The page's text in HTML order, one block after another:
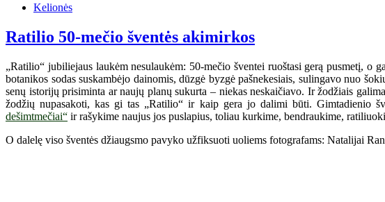
Kelionės
Ratilio 50-mečio šventės akimirkos
„Ratilio“ jubiliejaus laukėm nesulaukėm: 50-mečio šventei ruoštasi gerą pusmetį,
botanikos sodas suskambėjo dainomis, dūzgė byzgė pašnekesiais, sulingavo nuo
senų istorijų prisiminta ar naujų planų sukurta – niekas neskaičiavo. Ir žodžiais
žodžių nupasakoti, kas gi tas „Ratilio“ ir kaip gera jo dalimi būti. Gimtadienio
dešimtmečiai“ ir rašykime naujus jos puslapius, toliau kurkime, bendraukime,
O dalelę viso šventės džiaugsmo pavyko užfiksuoti uoliems fotografams: Natalijai